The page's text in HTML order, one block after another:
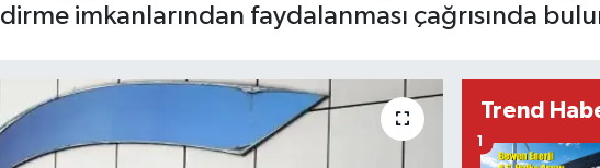
imkanlarından faydalanması çağrısında
Trend
1